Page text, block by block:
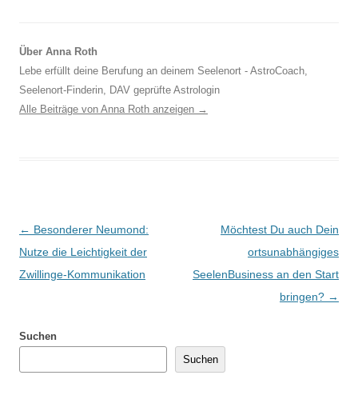
Über Anna Roth
Lebe erfüllt deine Berufung an deinem Seelenort - AstroCoach,
Seelenort-Finderin, DAV geprüfte Astrologin
Alle Beiträge von Anna Roth anzeigen →
Beitragsnavigation
← Besonderer Neumond:
Nutze die Leichtigkeit der
Zwillinge-Kommunikation
Möchtest Du auch Dein
ortsunabhängiges
SeelenBusiness an den Start
bringen? →
Suchen
Suchen